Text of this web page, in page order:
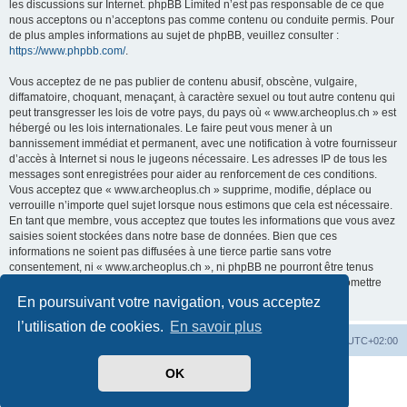
En poursuivant votre navigation, vous acceptez
l’utilisation de cookies. En savoir plus
OK
les discussions sur Internet. phpBB Limited n’est pas responsable de ce que
nous acceptons ou n’acceptons pas comme contenu ou conduite permis. Pour
de plus amples informations au sujet de phpBB, veuillez consulter :
https://www.phpbb.com/.
Vous acceptez de ne pas publier de contenu abusif, obscène, vulgaire,
diffamatoire, choquant, menaçant, à caractère sexuel ou tout autre contenu qui
peut transgresser les lois de votre pays, du pays où « www.archeoplus.ch » est
hébergé ou les lois internationales. Le faire peut vous mener à un
bannissement immédiat et permanent, avec une notification à votre fournisseur
d’accès à Internet si nous le jugeons nécessaire. Les adresses IP de tous les
messages sont enregistrées pour aider au renforcement de ces conditions.
Vous acceptez que « www.archeoplus.ch » supprime, modifie, déplace ou
verrouille n’importe quel sujet lorsque nous estimons que cela est nécessaire.
En tant que membre, vous acceptez que toutes les informations que vous avez
saisies soient stockées dans notre base de données. Bien que ces
informations ne soient pas diffusées à une tierce partie sans votre
consentement, ni « www.archeoplus.ch », ni phpBB ne pourront être tenus
comme responsables en cas de tentative de piratage visant à compromettre
les données.
UTC+02:00
phpBB ® Forum Software © phpBB Limited
phpBB-fr.com